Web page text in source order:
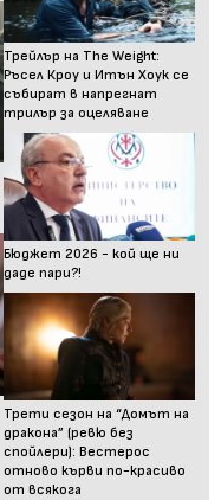
Трейлър на The Weight:
Ръсел Кроу и Итън Хоук се
събират в напрегнат
трилър за оцеляване
Бюджет 2026 - кой ще ни
даде пари?!
Трети сезон на “Домът на
дракона” (ревю без
спойлери): Вестерос
отново кърви по-красиво
от всякога